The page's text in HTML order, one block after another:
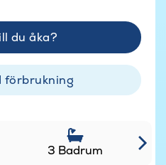
du åka?
förbrukning
3 Badrum